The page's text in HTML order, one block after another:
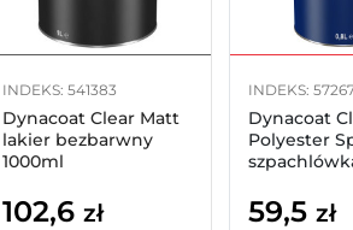
INDEKS: 541383
Dynacoat Clear Matt
lakier bezbarwny
1000ml
102,6 zł
INDEKS:
Dynacoat
Polyester
59,5 zł